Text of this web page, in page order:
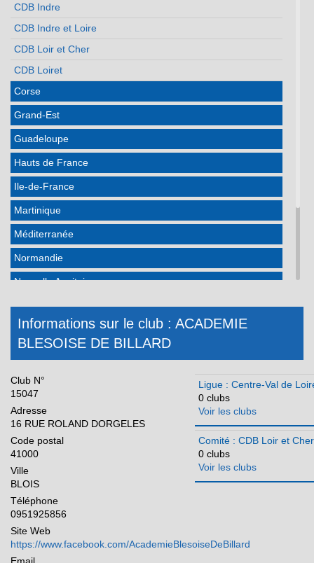
CDB Indre
CDB Indre et Loire
CDB Loir et Cher
CDB Loiret
Corse
Grand-Est
Guadeloupe
Hauts de France
Ile-de-France
Martinique
Méditerranée
Normandie
Nouvelle Aquitaine
Occitanie
Pays de la Loire
Informations sur le club : ACADEMIE
BLESOISE DE BILLARD
Club N°
15047
Adresse
16 RUE ROLAND DORGELES
Code postal
41000
Ville
BLOIS
Téléphone
0951925856
Site Web
https://www.facebook.com/AcademieBlesoiseDeBillard
Ligue : Centre-Val de
0 clubs
Voir les clubs
Comité : CDB Loir et Cher
0 clubs
Voir les clubs